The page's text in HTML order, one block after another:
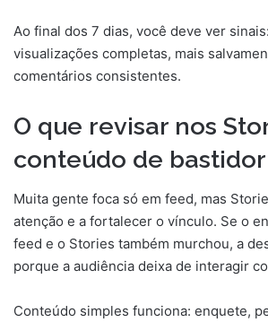
Ao final dos 7 dias, você deve ver
visualizações completas, mais
comentários consistentes.
O que revisar nos
conteúdo de bastidor
Muita gente foca só em feed, mas
atenção e a fortalecer o vínculo. Se o
feed e o Stories também murchou, a
porque a audiência deixa de interagir
Conteúdo simples funciona: enquete,